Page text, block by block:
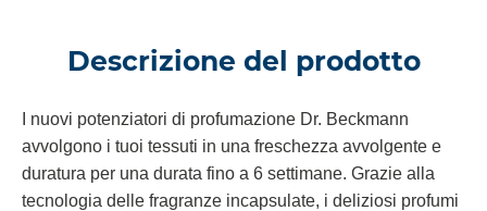
Descrizione del prodotto
I nuovi potenziatori di profumazione Dr. Beckmann
avvolgono i tuoi tessuti in una freschezza avvolgente e
duratura per una durata fino a 6 settimane. Grazie alla
tecnologia delle fragranze incapsulate, i deliziosi profumi